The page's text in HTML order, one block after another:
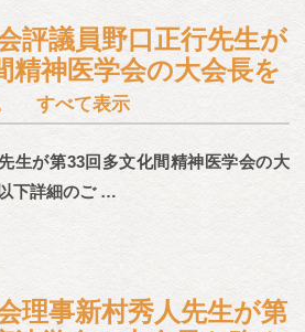
評議員野口正行先生が
精神医学会の大会長を
すべて表示
生が第33回多文化間精神医学会の大
下詳細のご …
理事新村秀人先生が第